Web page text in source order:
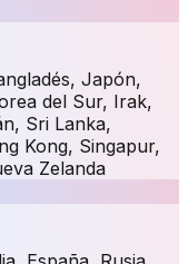
Japón,
del Sur, Irak,
Sri Lanka,
Kong, Singapur,
Zelanda